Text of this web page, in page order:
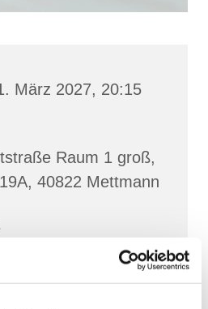
März 2027, 20:15
Raum 1 groß,
40822 Mettmann